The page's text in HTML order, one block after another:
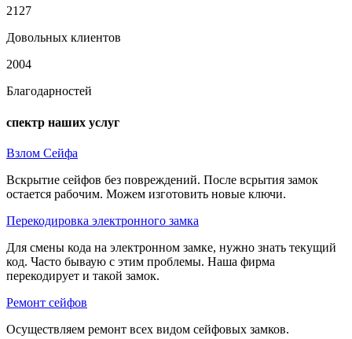
2127
Довольных клиентов
2004
Благодарностей
спектр наших услуг
Взлом Сейфа
Вскрытие сейфов без повреждений. После всрытия замок
остается рабочим. Можем изготовить новые ключи.
Перекодировка электронного замка
Для смены кода на электронном замке, нужно знать текущий
код. Часто бываую с этим проблемы. Наша фирма
перекодирует и такой замок.
Ремонт сейфов
Осуществляем ремонт всех видом сейфовых замков.